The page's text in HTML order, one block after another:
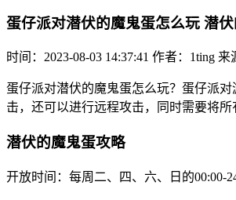
蛋仔派对潜伏的魔鬼蛋怎么玩 潜
时间：2023-08-03 14:37:41 作者：1ting 来
蛋仔派对潜伏的魔鬼蛋怎么玩？蛋仔派
击，还可以进行远程攻击，同时需要将
潜伏的魔鬼蛋攻略
开放时间：每周二、四、六、日的00:00-